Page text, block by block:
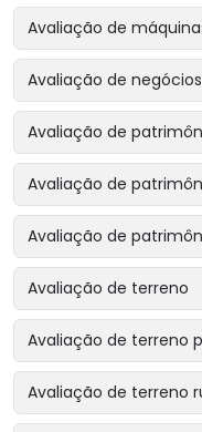
Avaliação de
Avaliação de
Avaliação de
Avaliação de
Avaliação de
Avaliação de terreno
Avaliação de terreno
Avaliação de terreno